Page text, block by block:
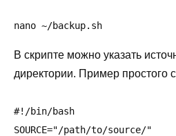
nano ~/backup.sh
В скрипте можно указать
директории. Пример простого
#!/bin/bash
SOURCE="/path/to/source/"